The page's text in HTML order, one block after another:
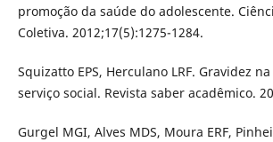
promoção da saúde do adolescente.
Coletiva. 2012;17(5):1275-1284.
Squizatto EPS, Herculano LRF. Gravidez
serviço social. Revista saber acadêmico.
Gurgel MGI, Alves MDS, Moura ERF,